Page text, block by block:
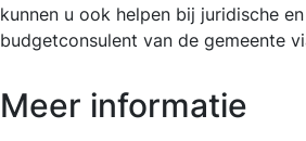
kunnen u ook helpen bij juridische
budgetconsulent van de gemeente
Meer informatie